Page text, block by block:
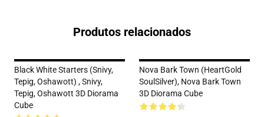
Produtos relacionados
Black White Starters (Snivy,
Tepig, Oshawott) , Snivy,
Tepig, Oshawott 3D Diorama
Cube
Nova Bark Town (HeartGold
SoulSilver), Nova Bark Town
3D Diorama Cube